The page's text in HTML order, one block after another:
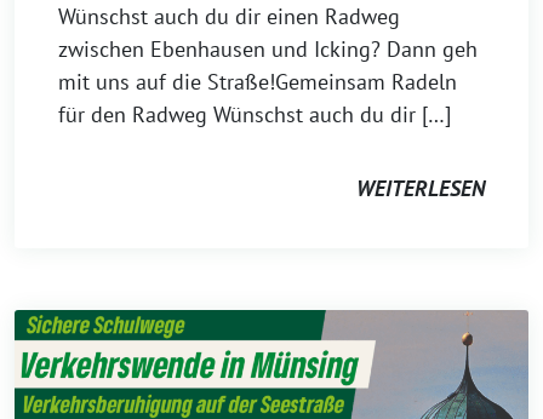
Wünschst auch du dir einen Radweg
zwischen Ebenhausen und Icking? Dann geh
mit uns auf die Straße!Gemeinsam Radeln
für den Radweg Wünschst auch du dir […]
WEITERLESEN